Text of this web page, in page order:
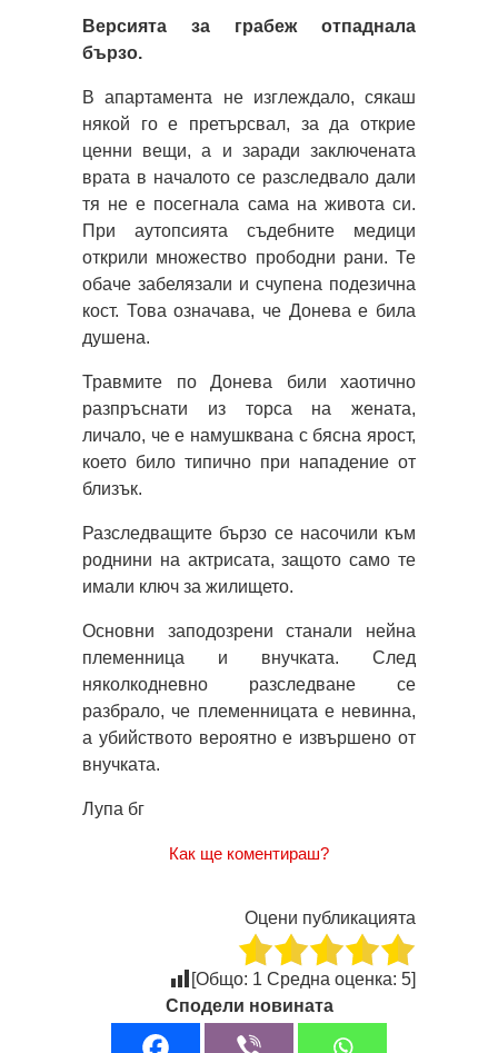
Версията за грабеж отпаднала
бързо.
В апартамента не изглеждало, сякаш
някой го е претърсвал, за да открие
ценни вещи, а и заради заключената
врата в началото се разследвало дали
тя не е посегнала сама на живота си.
При аутопсията съдебните медици
открили множество прободни рани. Те
обаче забелязали и счупена подезична
кост. Това означава, че Донева е била
душена.
Травмите по Донева били хаотично
разпръснати из торса на жената,
личало, че е намушквана с бясна ярост,
което било типично при нападение от
близък.
Разследващите бързо се насочили към
роднини на актрисата, защото само те
имали ключ за жилището.
Основни заподозрени станали нейна
племенница и внучката. След
няколкодневно разследване се
разбрало, че племенницата е невинна,
а убийството вероятно е извършено от
внучката.
Лупа бг
Как ще коментираш?
Оцени публикацията
[Общо: 1 Средна оценка: 5]
Сподели новината